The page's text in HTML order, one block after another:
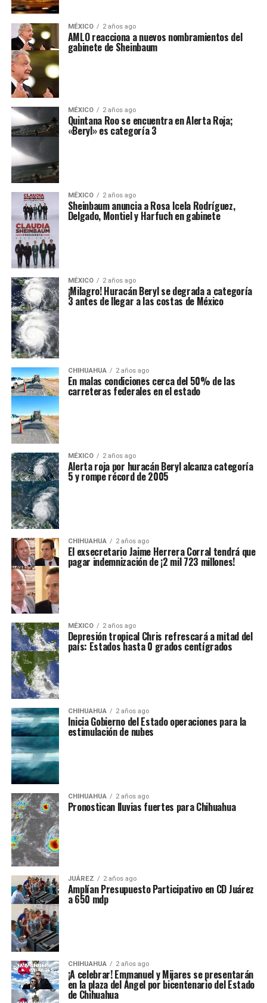
MÉXICO 2 años ago
AMLO reacciona a nuevos nombramientos del
gabinete de Sheinbaum
MÉXICO 2 años ago
Quintana Roo se encuentra en Alerta Roja;
«Beryl» es categoría 3
MÉXICO 2 años ago
Sheinbaum anuncia a Rosa Icela Rodríguez,
Delgado, Montiel y Harfuch en gabinete
MÉXICO 2 años ago
¡Milagro! Huracán Beryl se degrada a categoría
3 antes de llegar a las costas de México
CHIHUAHUA 2 años ago
En malas condiciones cerca del 50% de las
carreteras federales en el estado
MÉXICO 2 años ago
Alerta roja por huracán Beryl alcanza categoría
5 y rompe récord de 2005
CHIHUAHUA 2 años ago
El exsecretario Jaime Herrera Corral tendrá que
pagar indemnización de ¡2 mil 723 millones!
MÉXICO 2 años ago
Depresión tropical Chris refrescará a mitad del
país: Estados hasta 0 grados centígrados
CHIHUAHUA 2 años ago
Inicia Gobierno del Estado operaciones para la
estimulación de nubes
CHIHUAHUA 2 años ago
Pronostican lluvias fuertes para Chihuahua
JUÁREZ 2 años ago
Amplían Presupuesto Participativo en CD Juárez
a 650 mdp
CHIHUAHUA 2 años ago
¡A celebrar! Emmanuel y Mijares se presentarán
en la plaza del Ángel por bicentenario del Estado
de Chihuahua